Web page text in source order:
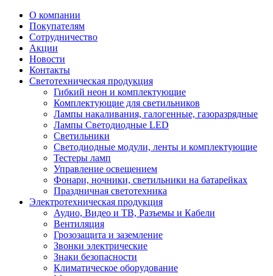
О компании
Покупателям
Сотрудничество
Акции
Новости
Контакты
Светотехническая продукция
Гибкий неон и комплектующие
Комплектующие для светильников
Лампы накаливания, галогенные, газоразрядные
Лампы Светодиодные LED
Светильники
Светодиодные модули, ленты и комплектующие
Тестеры ламп
Управление освещением
Фонари, ночники, светильники на батарейках
Праздничная светотехника
Электротехническая продукция
Аудио, Видео и ТВ, Разъемы и Кабели
Вентиляция
Грозозащита и заземление
Звонки электрические
Знаки безопасности
Климатическое оборудование